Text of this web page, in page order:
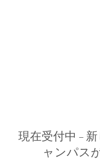
現在受付中 –
ャンパス